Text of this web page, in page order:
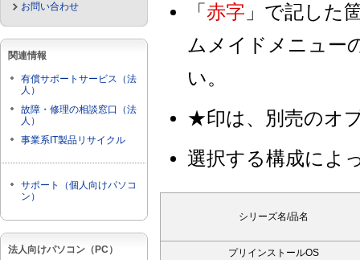
お問い合わせ
関連情報
有償サポートサービス（法
人）
故障・修理の相談窓口（法
人）
事業系IT製品リサイクル
サポート（個人向けパソコ
ン）
法人向けパソコン（PC）
「 赤字 」で記した
ムメイドメニュー
い。
★印は、別売のオ
選択する構成によ
シリーズ名/品名
プリインストールOS